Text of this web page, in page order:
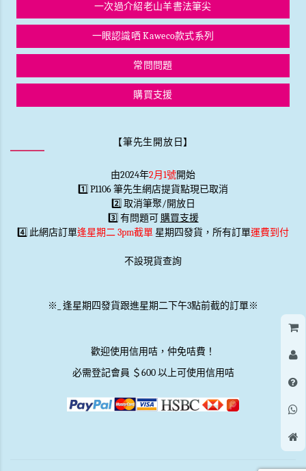
一次過介紹老山羊書法筆尖
一眼認識哂 Kaweco款式系列
常問問題
購買支援
【筆先生開放日】
由2024年2月1號開始
1️⃣ P1106 筆先生網店提貨點現已取消
2️⃣ 取消筆聚/開放日
3️⃣ 有問題可 購買支援
4️⃣ 此網店訂單逢星期二 3pm截單 星期四發貨，所有訂單運費到付
不設現貨查詢
※ 逢星期四發貨跟進星期二下午3點前截的訂單※
歡迎使用信用咭，仲免咭費！
必需登記會員 ＄600 以上可使用信用咭